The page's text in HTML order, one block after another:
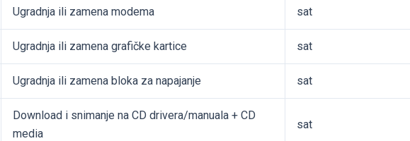
Ugradnja ili zamena modema sat
Ugradnja ili zamena grafičke kartice sat
Ugradnja ili zamena bloka za napajanje sat
Download i snimanje na CD drivera/manuala + CD
media
sat